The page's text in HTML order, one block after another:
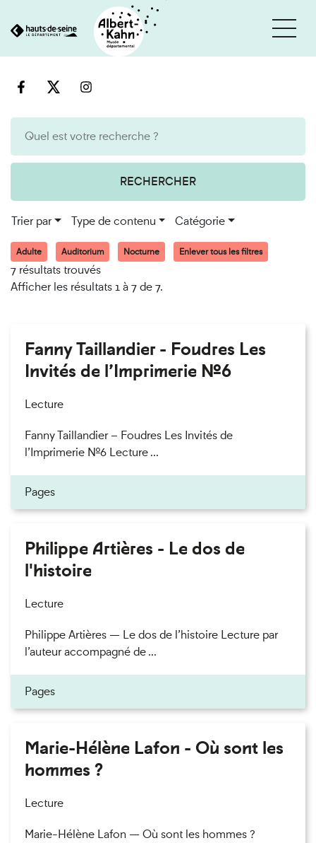
au
RECHERCHER
Trier par Type de contenu Catégorie
Adulte Auditorium Nocturne Enlever tous les filtres
7 résultats trouvés
Afficher les résultats 1 à 7 de 7.
Fanny Taillandier - Foudres Les
Invités de l’Imprimerie n°6
Lecture
Fanny Taillandier – Foudres Les Invités de
l’Imprimerie n°6 Lecture ...
Pages
Philippe Artières - Le dos de
l'histoire
Lecture
Philippe Artières — Le dos de l’histoire Lecture par
l’auteur accompagné de ...
Pages
Marie-Hélène Lafon - Où sont les
hommes ?
Lecture
Marie-Hélène Lafon — Où sont les hommes ?
Cookies et traceurs utilisés sur ce site